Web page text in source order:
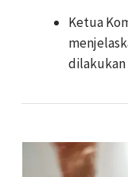
Ketua
dilakukan